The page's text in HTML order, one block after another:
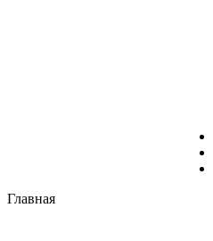
Главная